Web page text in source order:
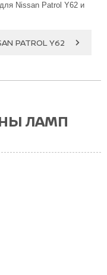
Nissan Patrol Y62 и
PATROL Y62
ЛАМП